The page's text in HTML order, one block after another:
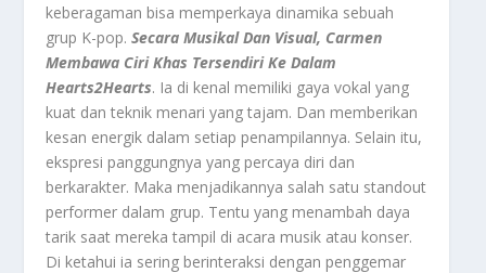
keberagaman bisa memperkaya dinamika sebuah
grup K-pop.Secara Musikal Dan Visual, Carmen
Membawa Ciri Khas Tersendiri Ke Dalam
Hearts2Hearts. Ia di kenal memiliki gaya vokal yang
kuat dan teknik menari yang tajam. Dan memberikan
kesan energik dalam setiap penampilannya. Selain itu,
ekspresi panggungnya yang percaya diri dan
berkarakter. Maka menjadikannya salah satu standout
performer dalam grup. Tentu yang menambah daya
tarik saat mereka tampil di acara musik atau konser.
Di ketahui ia sering berinteraksi dengan penggemar